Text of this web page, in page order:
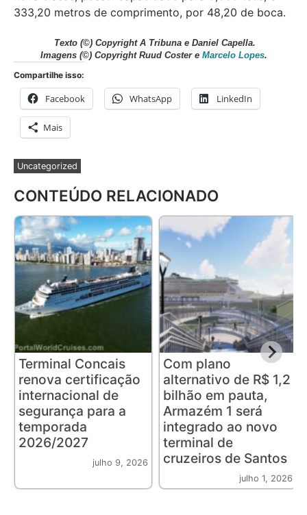
333,20 metros de comprimento, por 48,20 de boca.
Texto (©) Copyright A Tribuna e Daniel Capella.
Imagens (©) Copyright Ruud Coster e Marcelo Lopes.
Compartilhe isso:
Facebook WhatsApp LinkedIn
Mais
Uncategorized
CONTEÚDO RELACIONADO
Terminal Concais
renova certificação
internacional de
segurança para a
temporada
2026/2027
julho 9, 2026
Com plano
alternativo de R$ 1,2
bilhão em pauta,
Armazém 1 será
integrado ao novo
terminal de
cruzeiros de Santos
julho 1, 2026